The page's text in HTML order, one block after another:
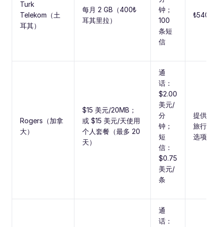
Turk
Telekom（土
耳其）
每月 2 GB（400₺
耳其里拉）
钟；
100
条短
信
₺540
Rogers（加拿
大）
$15 美元/20MB；
或 $15 美元/天使用
个人套餐（最多 20
天）
通
话：
$2.00
美元/
分
钟；
短
信：
$0.75
美元/
条
提供每
旅行套
选项
通
话：